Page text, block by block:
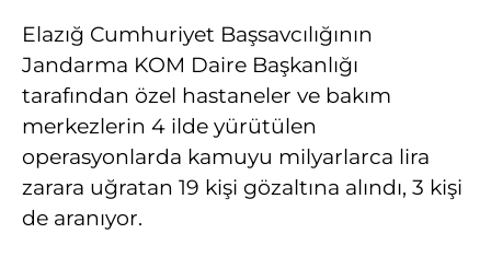
Elazığ Cumhuriyet Başsavcılığının
Jandarma KOM Daire Başkanlığı
tarafından özel hastaneler ve bakım
merkezlerin 4 ilde yürütülen
operasyonlarda kamuyu milyarlarca lira
zarara uğratan 19 kişi gözaltına alındı, 3 kişi
de aranıyor.